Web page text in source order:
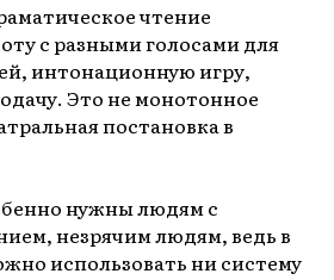
чтение
с разными голосами для
интонационную игру,
Это не монотонное
постановка в
нужны людям с
незрячим людям, ведь в
использовать ни систему